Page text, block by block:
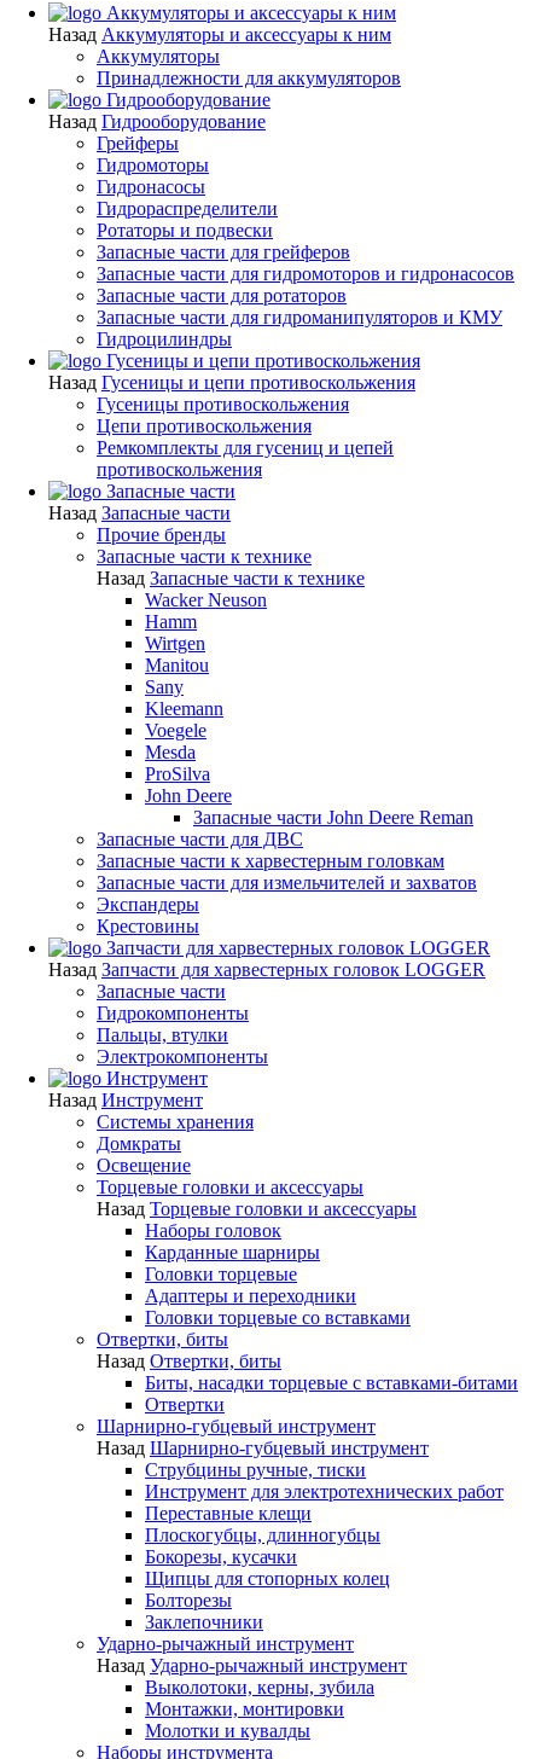
Аккумуляторы и аксессуары к ним
Назад Аккумуляторы и аксессуары к ним
Аккумуляторы
Принадлежности для аккумуляторов
Гидрооборудование
Назад Гидрооборудование
Грейферы
Гидромоторы
Гидронасосы
Гидрораспределители
Ротаторы и подвески
Запасные части для грейферов
Запасные части для гидромоторов и гидронасосов
Запасные части для ротаторов
Запасные части для гидроманипуляторов и КМУ
Гидроцилиндры
Гусеницы и цепи противоскольжения
Назад Гусеницы и цепи противоскольжения
Гусеницы противоскольжения
Цепи противоскольжения
Ремкомплекты для гусениц и цепей
противоскольжения
Запасные части
Назад Запасные части
Прочие бренды
Запасные части к технике
Назад Запасные части к технике
Wacker Neuson
Hamm
Wirtgen
Manitou
Sany
Kleemann
Voegele
Mesda
ProSilva
John Deere
Запасные части John Deere Reman
Запасные части для ДВС
Запасные части к харвестерным головкам
Запасные части для измельчителей и захватов
Экспандеры
Крестовины
Запчасти для харвестерных головок LOGGER
Назад Запчасти для харвестерных головок LOGGER
Запасные части
Гидрокомпоненты
Пальцы, втулки
Электрокомпоненты
Инструмент
Назад Инструмент
Системы хранения
Домкраты
Освещение
Торцевые головки и аксессуары
Назад Торцевые головки и аксессуары
Наборы головок
Карданные шарниры
Головки торцевые
Адаптеры и переходники
Головки торцевые со вставками
Отвертки, биты
Назад Отвертки, биты
Биты, насадки торцевые с вставками-битами
Отвертки
Шарнирно-губцевый инструмент
Назад Шарнирно-губцевый инструмент
Струбцины ручные, тиски
Инструмент для электротехнических работ
Переставные клещи
Плоскогубцы, длинногубцы
Бокорезы, кусачки
Щипцы для стопорных колец
Болторезы
Заклепочники
Ударно-рычажный инструмент
Назад Ударно-рычажный инструмент
Выколотоки, керны, зубила
Монтажки, монтировки
Молотки и кувалды
Наборы инструмента